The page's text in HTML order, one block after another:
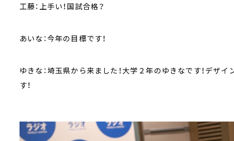
工藤：上手い！国試合格？
あいな：今年の目標です！
ゆきな：埼玉県から来ました！大学２年のゆきなです！デザ
す！